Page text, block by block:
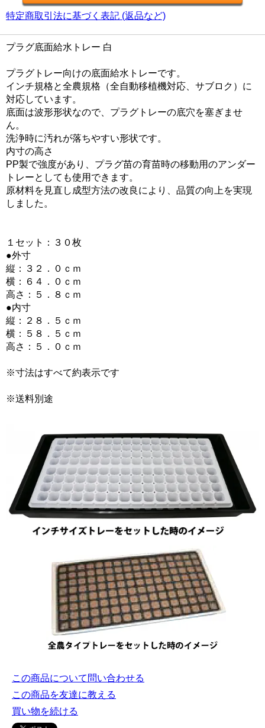
特定商取引法に基づく表記 (返品など)
プラグ底面給水トレー 白
プラグトレー向けの底面給水トレーです。
インチ規格と全農規格（全自動移植機対応、サブロク）に
対応しています。
底面は波形形状なので、プラグトレーの底穴を塞ぎませ
ん。
洗浄時に汚れが落ちやすい形状です。
内寸の高さ
PP製で強度があり、プラグ苗の育苗時の移動用のアンダー
トレーとしても使用できます。
原材料を見直し成型方法の改良により、品質の向上を実現
しました。
１セット：３０枚
●外寸
縦：３２．０ｃｍ
横：６４．０ｃｍ
高さ：５．８ｃｍ
●内寸
縦：２８．５ｃｍ
横：５８．５ｃｍ
高さ：５．０ｃｍ
※寸法はすべて約表示です
※送料別途
この商品について問い合わせる
この商品を友達に教える
買い物を続ける